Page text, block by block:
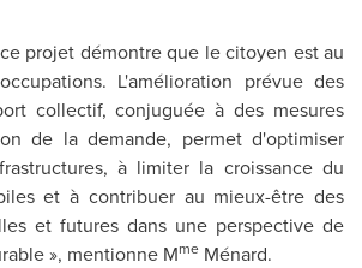
projet démontre que le citoyen est au
L'amélioration prévue des
collectif, conjuguée à des mesures
de la demande, permet d'optimiser
à limiter la croissance du
et à contribuer au mieux-être des
et futures dans une perspective de
», mentionne Mme Ménard.